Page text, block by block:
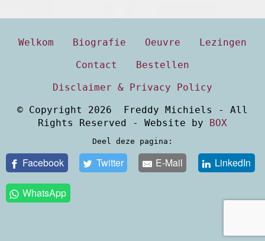
Welkom Biografie Oeuvre
Lezingen
Contact
Bestellen
Disclaimer & Privacy Policy
© Copyright 2026 Freddy Michiels - All
Rights Reserved - Website by BOX
Deel deze pagina:
Facebook Twitter E-Mail LinkedIn
WhatsApp